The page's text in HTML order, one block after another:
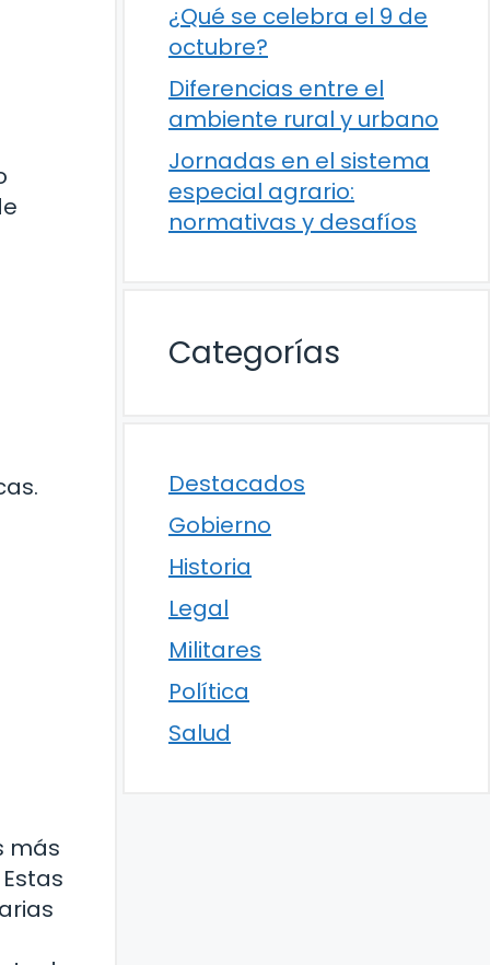
más
¿Qué se celebra el 9 de
octubre?
Diferencias entre el
ambiente rural y urbano
Jornadas en el sistema
especial agrario:
normativas y desafíos
Categorías
Destacados
Gobierno
Historia
Legal
Militares
Política
Salud